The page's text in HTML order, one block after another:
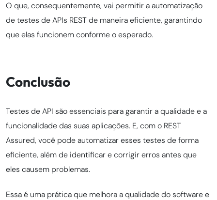
O que, consequentemente, vai permitir a automatização
de testes de APIs REST de maneira eficiente, garantindo
que elas funcionem conforme o esperado.
Conclusão
Testes de API são essenciais para garantir a qualidade e a
funcionalidade das suas aplicações. E, com o REST
Assured, você pode automatizar esses testes de forma
eficiente, além de identificar e corrigir erros antes que
eles causem problemas.
Essa é uma prática que melhora a qualidade do software e